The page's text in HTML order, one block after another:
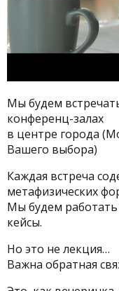
Мы будем
конференц-залах
в центре города
Вашего выбора)
Каждая встреча
метафизических
Мы будем
кейсы.
Но это не лекция…
Важна обратная